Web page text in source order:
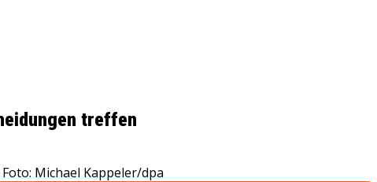
treffen
Michael Kappeler/dpa